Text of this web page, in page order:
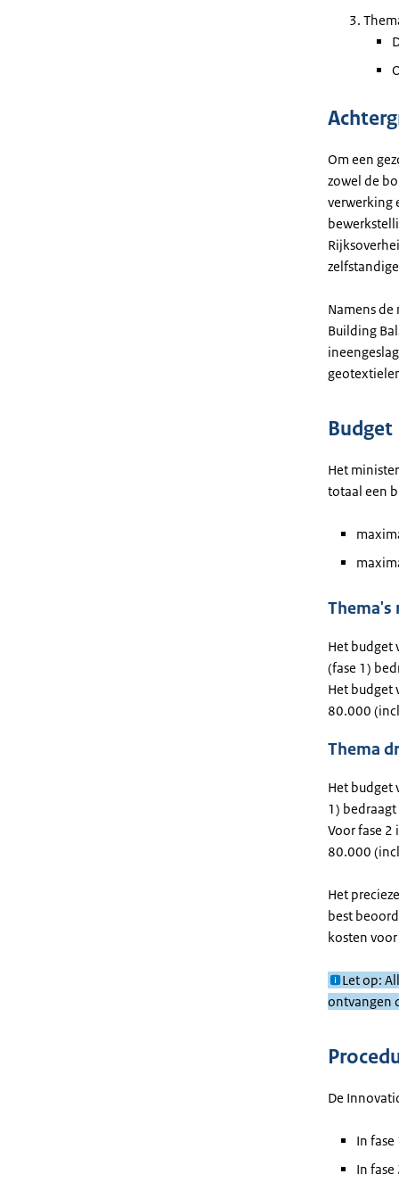
Om een
zowel de
verwerking
Namens
Building
Budget
Het
totaal een
Thema's
Het budget
(fase 1)
Het budget
80.000
Thema
Het budget
1)
Voor fase
80.000
Het
best
kosten
Let op:
ontvangen
De
In
In